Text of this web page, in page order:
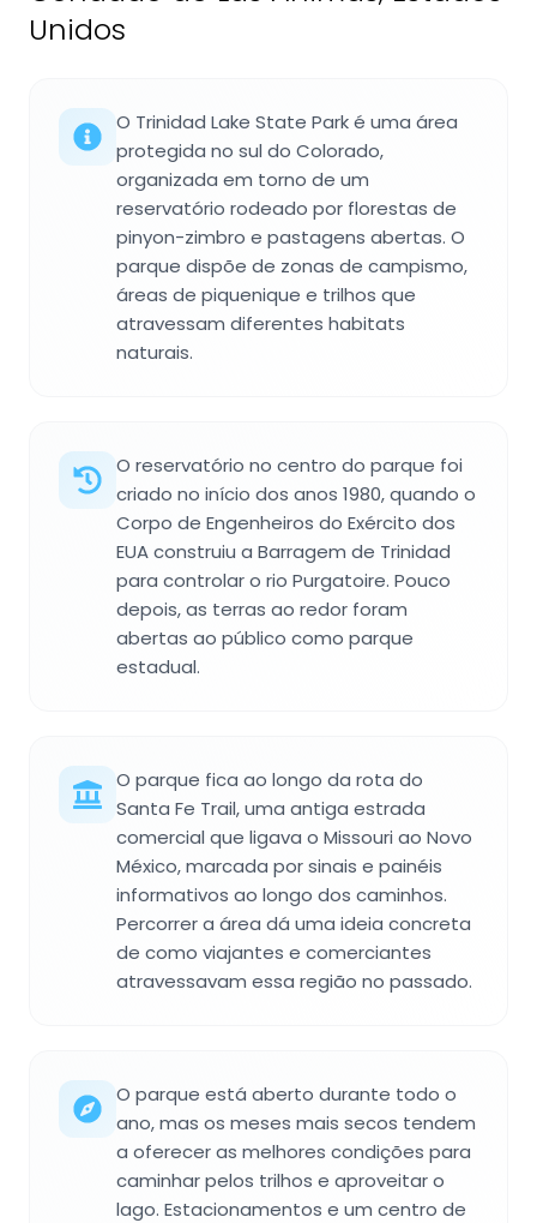
Unidos
O Trinidad Lake State Park é uma área
protegida no sul do Colorado,
organizada em torno de um
reservatório rodeado por florestas de
pinyon-zimbro e pastagens abertas. O
parque dispõe de zonas de campismo,
áreas de piquenique e trilhos que
atravessam diferentes habitats
naturais.
O reservatório no centro do parque foi
criado no início dos anos 1980, quando o
Corpo de Engenheiros do Exército dos
EUA construiu a Barragem de Trinidad
para controlar o rio Purgatoire. Pouco
depois, as terras ao redor foram
abertas ao público como parque
estadual.
O parque fica ao longo da rota do
Santa Fe Trail, uma antiga estrada
comercial que ligava o Missouri ao Novo
México, marcada por sinais e painéis
informativos ao longo dos caminhos.
Percorrer a área dá uma ideia concreta
de como viajantes e comerciantes
atravessavam essa região no passado.
O parque está aberto durante todo o
ano, mas os meses mais secos tendem
a oferecer as melhores condições para
caminhar pelos trilhos e aproveitar o
lago. Estacionamentos e um centro de